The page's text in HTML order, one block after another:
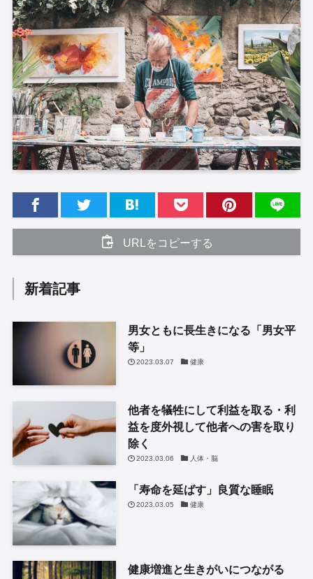
URLをコピーする
新着記事
男女ともに長生きになる「男女平
等」
2023.03.07 健康
他者を犠牲にして利益を取る・利
益を度外視して他者への害を取り
除く
2023.03.06 人体・脳
「寿命を延ばす」良質な睡眠
2023.03.05 健康
健康増進と生きがいにつながる